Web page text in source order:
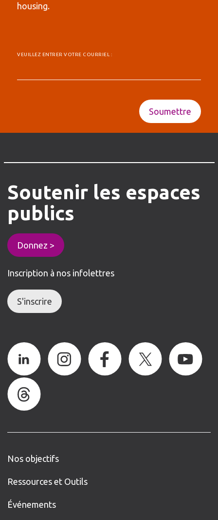
housing.
VEUILLEZ ENTRER VOTRE COURRIEL :
Soutenir les espaces
publics
Donnez >
Inscription à nos infolettres
S'inscrire
Nos objectifs
Ressources et Outils
Événements